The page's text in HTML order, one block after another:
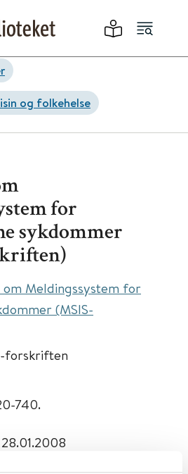
og folkehelse
for
sykdommer
Meldingssystem for
(MSIS-
forskriften
740.
28.01.2008